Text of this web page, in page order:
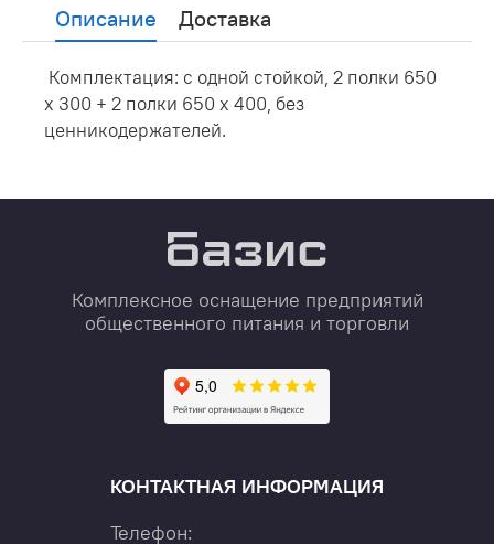
Описание Доставка
Комплектация: с одной стойкой, 2 полки 650
х 300 + 2 полки 650 х 400, без
ценникодержателей.
Комплексное оснащение предприятий
общественного питания и торговли
КОНТАКТНАЯ ИНФОРМАЦИЯ
Телефон: